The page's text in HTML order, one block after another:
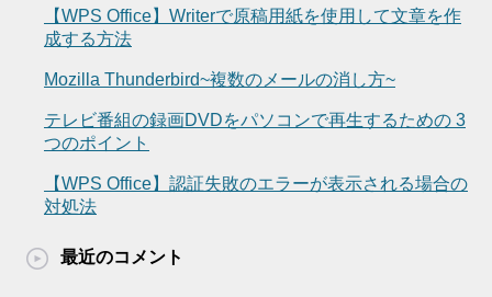
【WPS Office】Writerで原稿用紙を使用して文章を作
成する方法
Mozilla Thunderbird~複数のメールの消し方~
テレビ番組の録画DVDをパソコンで再生するための 3
つのポイント
【WPS Office】認証失敗のエラーが表示される場合の
対処法
最近のコメント